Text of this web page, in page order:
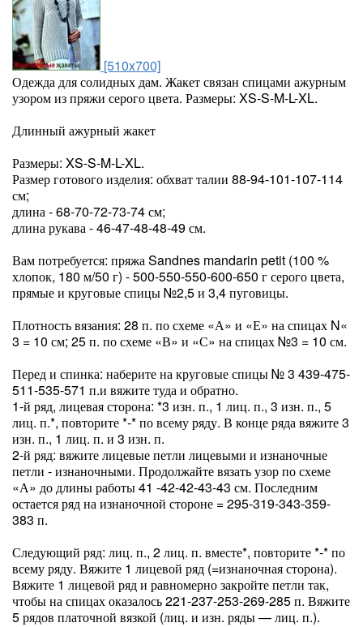
[510x700]
Одежда для солидных дам. Жакет связан спицами ажурным
узором из пряжи серого цвета. Размеры: XS-S-M-L-XL.
Длинный ажурный жакет
Размеры: XS-S-M-L-XL.
Размер готового изделия: обхват талии 88-94-101-107-114
см;
длина - 68-70-72-73-74 см;
длина рукава - 46-47-48-48-49 см.
Вам потребуется: пряжа Sandnes mandarin petit (100 %
хлопок, 180 м/50 г) - 500-550-550-600-650 г серого цвета,
прямые и круговые спицы №2,5 и 3,4 пуговицы.
Плотность вязания: 28 п. по схеме «А» и «Е» на спицах N«
3 = 10 см; 25 п. по схеме «В» и «С» на спицах №3 = 10 см.
Перед и спинка: наберите на круговые спицы № 3 439-475-
511-535-571 п.и вяжите туда и обратно.
1-й ряд, лицевая сторона: *3 изн. п., 1 лиц. п., 3 изн. п., 5
лиц. п.*, повторите *-* по всему ряду. В конце ряда вяжите 3
изн. п., 1 лиц. п. и 3 изн. п.
2-й ряд: вяжите лицевые петли лицевыми и изнаночные
петли - изнаночными. Продолжайте вязать узор по схеме
«А» до длины работы 41 -42-42-43-43 см. Последним
остается ряд на изнаночной стороне = 295-319-343-359-
383 п.
Следующий ряд: лиц. п., 2 лиц. п. вместе*, повторите *-* по
всему ряду. Вяжите 1 лицевой ряд (=изнаночная сторона).
Вяжите 1 лицевой ряд и равномерно закройте петли так,
чтобы на спицах оказалось 221-237-253-269-285 п. Вяжите
5 рядов платочной вязкой (лиц. и изн. ряды — лиц. п.).